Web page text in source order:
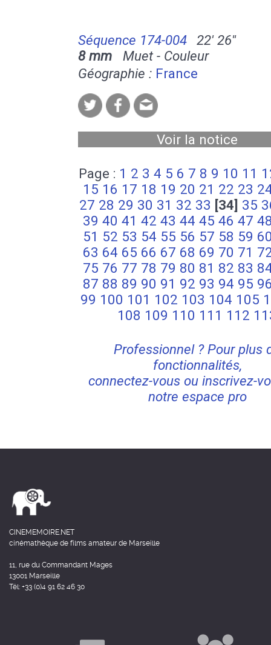
Séquence 174-004
22' 26''
8 mm Muet - Couleur
Géographie : France
Voir la notice
Page : 1 2 3 4 5 6 7 8 9 10 11
15 16 17 18 19 20 21 22 23
27 28 29 30 31 32 33 [34] 35
39 40 41 42 43 44 45 46 47
51 52 53 54 55 56 57 58 59
63 64 65 66 67 68 69 70 71
75 76 77 78 79 80 81 82 83
87 88 89 90 91 92 93 94 95
99 100 101 102 103 104 105
108 109 110 111 112
Professionnel ? Pour plus
fonctionnalités,
connectez-vous ou inscrivez-
notre espace pro
CINEMEMOIRE.NET
cinémathèque de films amateur de Marseille
11, rue du Commandant Mages
13001 Marseille
Tél: +33 (0)4 91 62 46 30